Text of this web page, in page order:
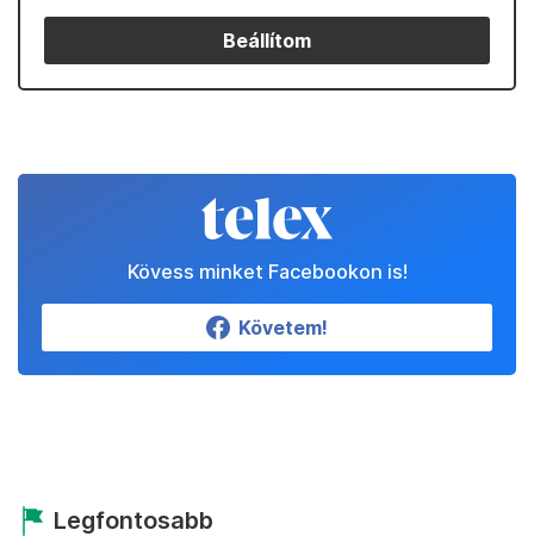
Beállítom
Kövess minket Facebookon is!
Követem!
Legfontosabb